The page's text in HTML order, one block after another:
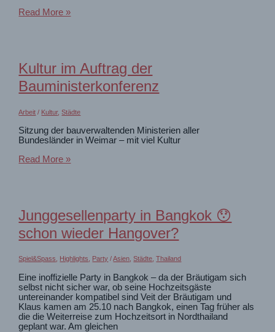
Architekturausflug
Read More »
Kultur im Auftrag der
Bauministerkonferenz
Arbeit / Kultur,Städte
Sitzung der bauverwaltenden Ministerien aller
Bundesländer in Weimar – mit viel Kultur
Kultur
Read More »
Junggesellenparty in Bangkok 😯
schon wieder Hangover?
Spiel&Spass Highlights Party /Asien ,Städte ,Thailand
Eine inoffizielle Party in Bangkok – da der Bräutigam sich
selbst nicht sicher war, ob seine Hochzeitsgäste
untereinander kompatibel sind Veit der Bräutigam und
Klaus kamen am 25.10 nach Bangkok, einen Tag früher als
die die Weiterreise zum Hochzeitsort in Nordthailand
geplant war. Am gleichen